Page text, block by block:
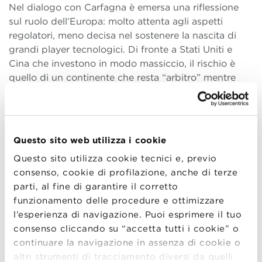
Questo sito web utilizza i cookie
Questo sito utilizza cookie tecnici e, previo
consenso, cookie di profilazione, anche di terze
parti, al fine di garantire il corretto
funzionamento delle procedure e ottimizzare
l’esperienza di navigazione. Puoi esprimere il tuo
consenso cliccando su “accetta tutti i cookie” o
continuare la navigazione in assenza di cookie o
altri strumenti di tracciamento diversi da quelli
Nel dialogo con Carfagna è emersa una riflessione
sul ruolo dell’Europa: molto attenta agli aspetti
regolatori, meno decisa nel sostenere la nascita di
grandi player tecnologici. Di fronte a Stati Uniti e
Cina che investono in modo massiccio, il rischio è
quello di un continente che resta “arbitro” mentre
Per il sistema delle imprese italiane la sfida non è
scenari allasperimentazione reale
soprattutto nelle PMI, integrando l’AI nei processi
produttivi e gestionali. In questo quadro, la
formazione delle competenze e il dialogo con le
università diventano leve strategiche.
ENERGIA E COMPETITIVITÀ: IL COSTO
CHE DECIDE DOVE INVESTIRE
Il tema dell’energiaha toccato uno dei punti più